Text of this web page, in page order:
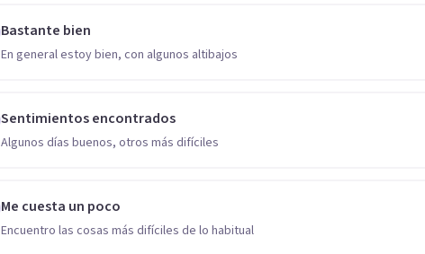
Bastante bien
En general estoy bien, con algunos altibajos
Sentimientos encontrados
Algunos días buenos, otros más difíciles
Me cuesta un poco
Encuentro las cosas más difíciles de lo habitual